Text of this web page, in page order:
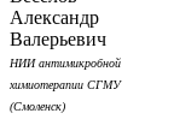
Александр
Валерьевич
НИИ антимикробной
химиотерапии СГМУ
(Смоленск)